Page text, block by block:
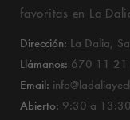
favoritas en La
Dirección: La Dalia,
Llámanos: 670 11 21
Email:
Abierto: 9:30 a